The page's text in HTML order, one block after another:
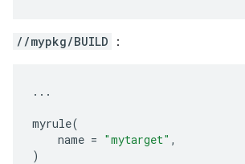
//mypkg/BUILD ：
...
myrule(
name = "mytarget" ,
)